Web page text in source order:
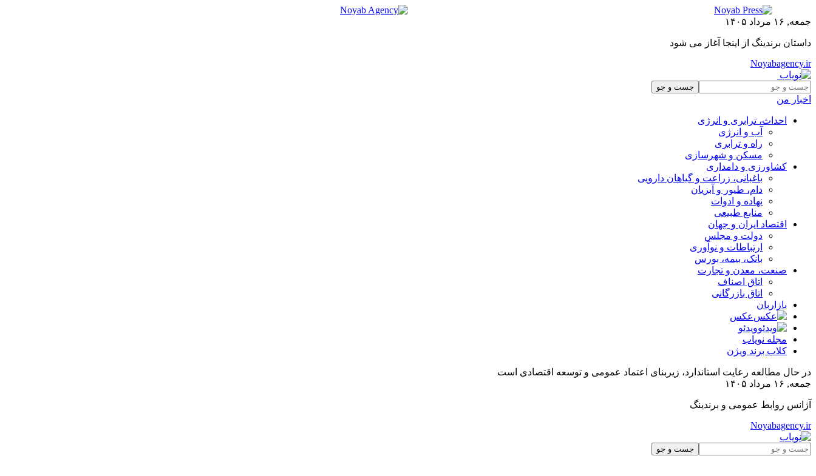
جمعه, ۱۶ مرداد ۱۴۰۵
داستان برندینگ از اینجا آغاز می شود
Noyabagency.ir
اخبار من
احداث، ترابری و انرژی
آب و انرژی
راه و ترابری
مسکن و شهرسازی
کشاورزی و دامداری
باغبانی، زراعت و گیاهان دارویی
دام، طیور و آبزیان
نهاده و ادوات
منابع طبیعی
اقتصاد ایران و جهان
دولت و مجلس
ارتباطات و نوآوری
بانک، بیمه، بورس
صنعت، معدن و تجارت
اتاق اصناف
اتاق بازرگانی
بازاربان
عکس
ویدئو
مجله نویاب
کلاب برند ویژن
در حال مطالعه رعایت استاندارد، زیربنای اعتماد عمومی و توسعه اقتصادی است
جمعه, ۱۶ مرداد ۱۴۰۵
آژانس روابط عمومی و برندینگ
Noyabagency.ir